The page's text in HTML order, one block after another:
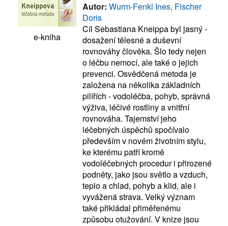
e-kniha
Autor: Wurm-Fenkl Ines, Fischer
Doris
Cíl Sebastiana Kneippa byl jasný -
dosažení tělesné a duševní
rovnováhy člověka. Šlo tedy nejen
o léčbu nemocí, ale také o jejich
prevenci. Osvědčená metoda je
založena na několika základních
pilířích - vodoléčba, pohyb, správná
výživa, léčivé rostliny a vnitřní
rovnováha. Tajemství jeho
léčebných úspěchů spočívalo
především v novém životním stylu,
ke kterému patří kromě
vodoléčebných procedur i přirozené
podněty, jako jsou světlo a vzduch,
teplo a chlad, pohyb a klid, ale i
vyvážená strava. Velký význam
také přikládal přiměřenému
způsobu otužování. V knize jsou